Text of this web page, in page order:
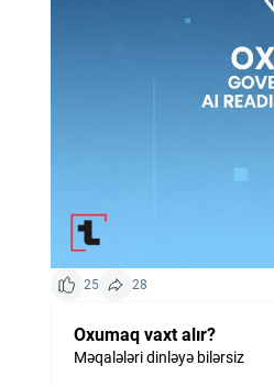
SİYASƏTİ
25 28
Oxumaq vaxt alır?
Məqalələri dinləyə bilərsiz